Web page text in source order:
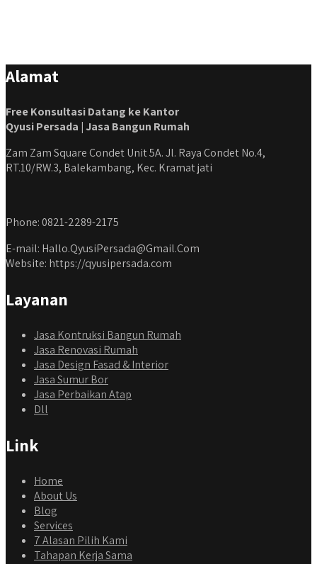
Alamat
Free Konsultasi Datang ke Kantor
Qyusi Persada | Jasa Bangun Rumah
Zam Zam Square Condet Unit 5A. Jl. Raya Condet No.4,
RT.10/RW.3, Balekambang, Kec. Kramat jati
Phone: 0821-2289-2175
E-mail: Hallo.QyusiPersada@Gmail.Com
Website: https://qyusipersada.com
Layanan
Jasa Kontruksi Bangun Rumah
Jasa Renovasi Rumah
Jasa Design Fasad & Interior
Jasa Sumur Bor
Jasa Perbaikan Atap
Dll
Link
Home
About Us
Blog
Services
7 Alasan Pilih Kami
Tahapan Kerja Sama